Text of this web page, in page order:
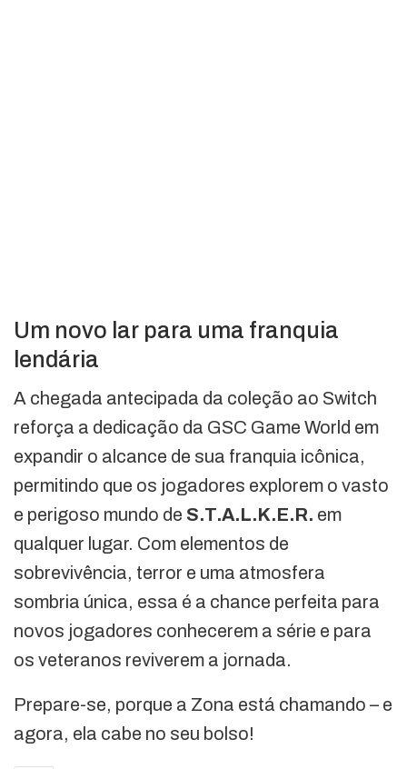
Um novo lar para uma franquia
lendária
A chegada antecipada da coleção ao Switch
reforça a dedicação da GSC Game World em
expandir o alcance de sua franquia icônica,
permitindo que os jogadores explorem o vasto
e perigoso mundo de S.T.A.L.K.E.R. em
qualquer lugar. Com elementos de
sobrevivência, terror e uma atmosfera
sombria única, essa é a chance perfeita para
novos jogadores conhecerem a série e para
os veteranos reviverem a jornada.
Prepare-se, porque a Zona está chamando – e
agora, ela cabe no seu bolso!